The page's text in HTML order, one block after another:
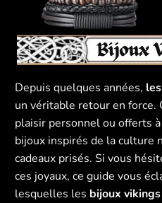
Depuis quelques années,
un véritable retour en force.
plaisir personnel ou offerts
bijoux inspirés de la culture
cadeaux prisés. Si vous
ces joyaux, ce guide vous
lesquelles les bijoux vikings